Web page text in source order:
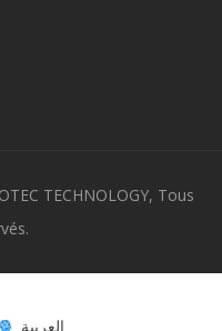
TECHNOLOGY, Tous